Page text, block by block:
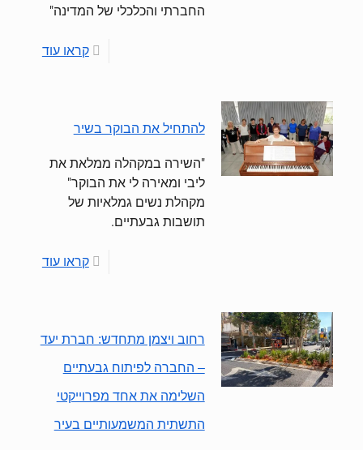
החברתי והכלכלי של המדינה"
קראו עוד
להתחיל את הבוקר בשיר
"השירה במקהלה ממלאת את
ליבי ומאירה לי את הבוקר"
מקהלת נשים גמלאיות של
תושבות גבעתיים.
קראו עוד
רחוב ויצמן מתחדש: חברת יעד
– החברה לפיתוח גבעתיים
השלימה את אחד מפרוייקטי
התשתית המשמעותיים בעיר